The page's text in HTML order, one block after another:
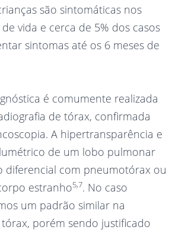
são sintomáticas nos
vida e cerca de 5% dos casos
sintomas até os 6 meses de
é comumente realizada
de tórax, confirmada
A hipertransparência e
de um lobo pulmonar
diferencial com pneumotórax ou
estranho5,7. No caso
um padrão similar na
porém sendo justificado